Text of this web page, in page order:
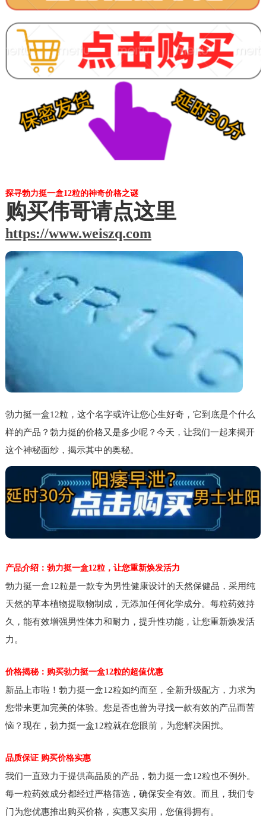
探寻勃力挺一盒12粒的神奇价格之谜
购买伟哥请点这里
https://www.weiszq.com
勃力挺一盒12粒，这个名字或许让您心生好奇，它到底是个什么
样的产品？勃力挺的价格又是多少呢？今天，让我们一起来揭开
这个神秘面纱，揭示其中的奥秘。
产品介绍：勃力挺一盒12粒，让您重新焕发活力
勃力挺一盒12粒是一款专为男性健康设计的天然保健品，采用纯
天然的草本植物提取物制成，无添加任何化学成分。每粒药效持
久，能有效增强男性体力和耐力，提升性功能，让您重新焕发活
力。
价格揭秘：购买勃力挺一盒12粒的超值优惠
新品上市啦！勃力挺一盒12粒如约而至，全新升级配方，力求为
您带来更加完美的体验。您是否也曾为寻找一款有效的产品而苦
恼？现在，勃力挺一盒12粒就在您眼前，为您解决困扰。
品质保证 购买价格实惠
我们一直致力于提供高品质的产品，勃力挺一盒12粒也不例外。
每一粒药效成分都经过严格筛选，确保安全有效。而且，我们专
门为您优惠推出购买价格，实惠又实用，您值得拥有。